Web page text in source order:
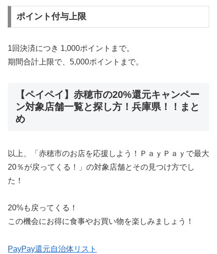
ポイント付与上限
1回決済につき 1,000ポイントまで。
期間合計上限で、5,000ポイントまで。
【ペイペイ】赤穂市の20%還元キャンペー
ン対象店舗一覧と探し方！兵庫県！！まと
め
以上、「赤穂市のお店を応援しよう！ＰａｙＰａｙで最大
20％が戻ってくる！」の対象店舗とその見つけ方でし
た！
20%も戻ってくる！
この機会にお得に食事やお買い物を楽しみましょう！
PayPay還元自治体リスト